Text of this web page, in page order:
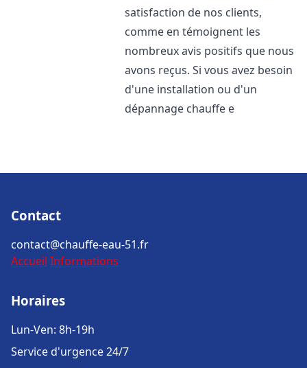
satisfaction de nos clients,
comme en témoignent les
nombreux avis positifs que nous
avons reçus. Si vous avez besoin
d'une installation ou d'un
dépannage chauffe e
Contact
contact@chauffe-eau-51.fr
Accueil Informations
Horaires
Lun-Ven: 8h-19h
Service d'urgence 24/7